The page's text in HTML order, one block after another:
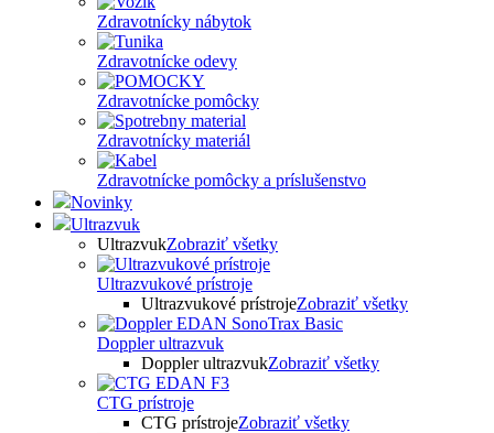
Zdravotnícky nábytok
Zdravotnícke odevy
Zdravotnícke pomôcky
Zdravotnícky materiál
Zdravotnícke pomôcky a príslušenstvo
Novinky
Ultrazvuk
UltrazvukZobraziť všetky
Ultrazvukové prístroje
Ultrazvukové prístrojeZobraziť všetky
Doppler ultrazvuk
Doppler ultrazvukZobraziť všetky
CTG prístroje
CTG prístrojeZobraziť všetky